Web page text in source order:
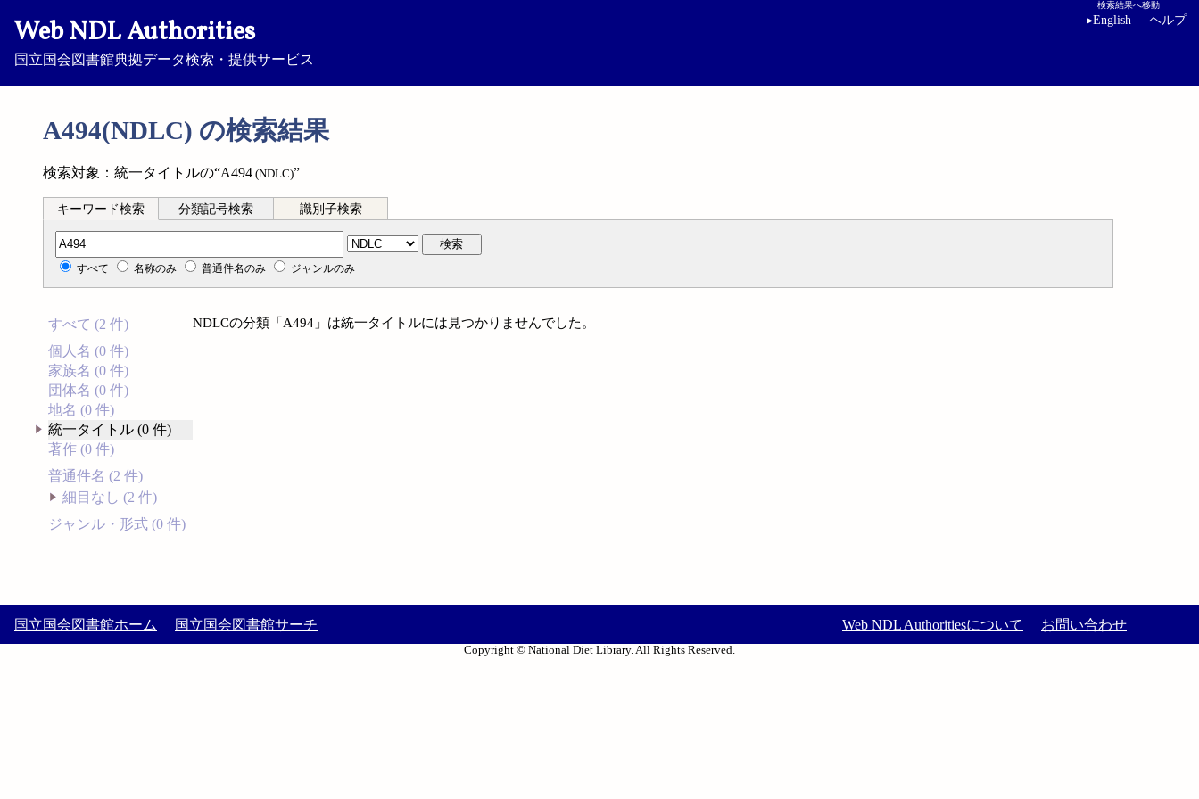
Web NDL Authorities
国立国会図書館典拠データ検索・提供サービス
検索結果へ移動
▸English ヘルプ
A494(NDLC) の検索結果
検索対象：統一タイトルの“A494 (NDLC)”
キーワード検索 分類記号検索 識別子検索
分類記号検索 検索
すべて 名称のみ 普通件名のみ ジャンルのみ
すべて (2 件)
個人名 (0 件)
家族名 (0 件)
団体名 (0 件)
地名 (0 件)
統一タイトル (0 件)
著作 (0 件)
普通件名 (2 件)
細目なし (2 件)
ジャンル・形式 (0 件)
NDLCの分類「A494」は統一タイトルには見つかりませんでした。
国立国会図書館ホーム 国立国会図書館サーチ Web NDL Authoritiesについて お問い合わせ
Copyright © National Diet Library. All Rights Reserved.